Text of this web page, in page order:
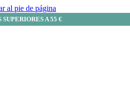
al pie de página
A 55 €